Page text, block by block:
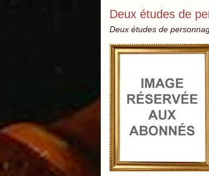
Deux études de
Deux études de